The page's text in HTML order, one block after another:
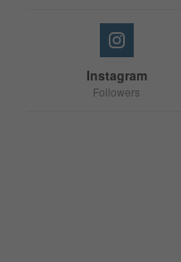
Instagram
Followers